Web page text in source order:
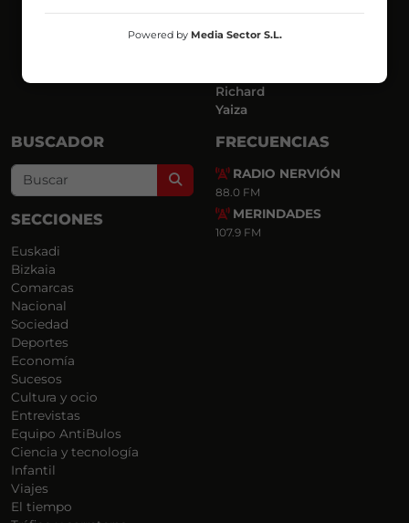
Luis Carlos
Mar y Cielo
Richard
Yaiza
BUSCADOR
Search
SECCIONES
Euskadi
Bizkaia
Comarcas
Nacional
Sociedad
Deportes
Economía
Sucesos
Cultura y ocio
Entrevistas
Equipo AntiBulos
Ciencia y tecnología
Infantil
Viajes
El tiempo
FRECUENCIAS
RADIO NERVIÓN
88.0 FM
MERINDADES
107.9 FM
Powered by Media Sector S.L.